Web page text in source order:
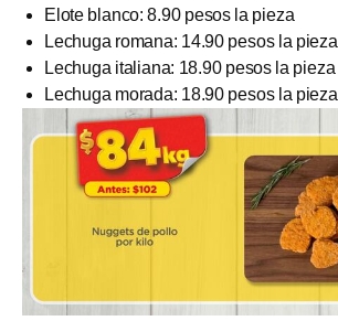
Elote blanco: 8.90 pesos la pieza
Lechuga romana: 14.90 pesos la pieza
Lechuga italiana: 18.90 pesos la pieza
Lechuga morada: 18.90 pesos la pieza